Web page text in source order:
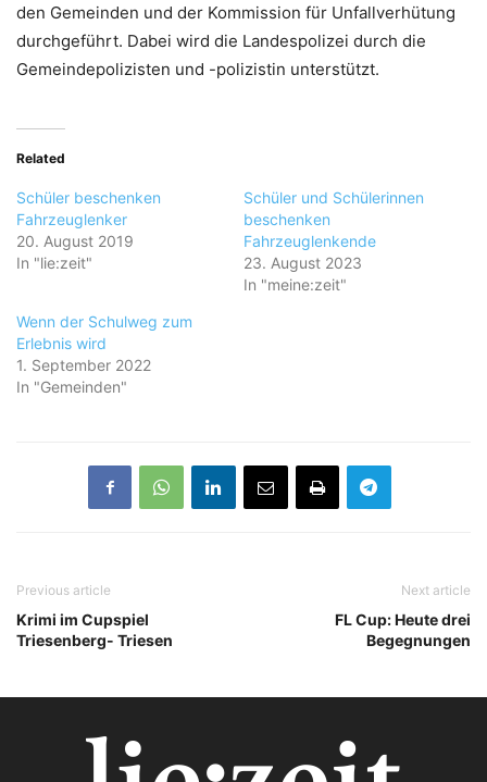
den Gemeinden und der Kommission für Unfallverhütung
durchgeführt. Dabei wird die Landespolizei durch die
Gemeindepolizisten und -polizistin unterstützt.
Related
Schüler beschenken
Fahrzeuglenker
20. August 2019
In "lie:zeit"
Schüler und Schülerinnen
beschenken
Fahrzeuglenkende
23. August 2023
In "meine:zeit"
Wenn der Schulweg zum
Erlebnis wird
1. September 2022
In "Gemeinden"
Previous article
Krimi im Cupspiel
Triesenberg- Triesen
Next article
FL Cup: Heute drei
Begegnungen